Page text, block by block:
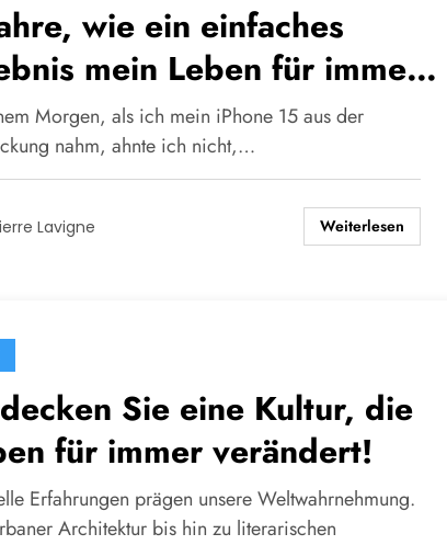
wie ein einfaches
mein Leben für immer
hat.
Morgen, als ich mein iPhone 15 aus der
nahm, ahnte ich nicht,…
Lavigne Weiterlesen
Sie eine Kultur, die
für immer verändert!
Erfahrungen prägen unsere Weltwahrnehmung.
Architektur bis hin zu literarischen